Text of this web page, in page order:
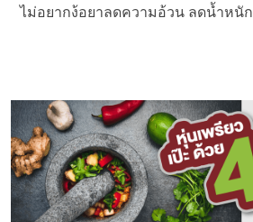
ไม่อยากง้อยาลดความอ้วน ลดน้ำหนัก